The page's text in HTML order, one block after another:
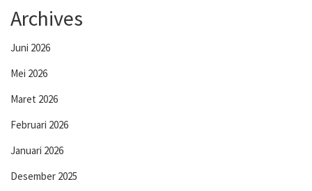
Archives
Juni 2026
Mei 2026
Maret 2026
Februari 2026
Januari 2026
Desember 2025